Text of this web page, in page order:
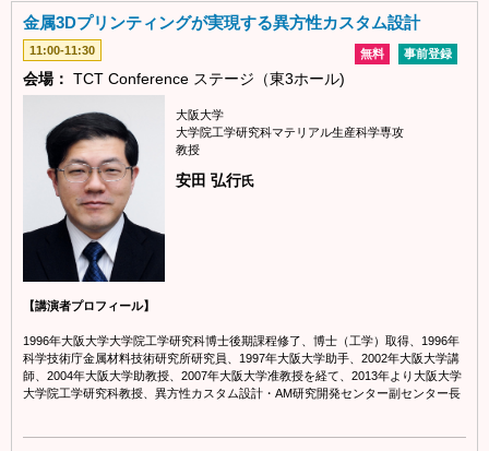
金属3Dプリンティングが実現する異方性カスタム設計
11:00-11:30 事前登録
無料
会場： TCT Conference ステージ（東3ホール)
大阪大学
大学院工学研究科マテリアル生産科学専攻
教授
安田 弘行氏
【講演者プロフィール】
1996年大阪大学大学院工学研究科博士後期課程修了、博士（工学）取得、1996年
科学技術庁金属材料技術研究所研究員、1997年大阪大学助手、2002年大阪大学講
師、2004年大阪大学助教授、2007年大阪大学准教授を経て、2013年より大阪大学
大学院工学研究科教授、異方性カスタム設計・AM研究開発センター副センター長